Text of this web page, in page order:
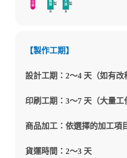
【製作工期】
設計工期：2～4 天（如有改
印刷工期：3～7 天（大量工
商品加工：依選擇的加工項
貨運時間：2～3 天